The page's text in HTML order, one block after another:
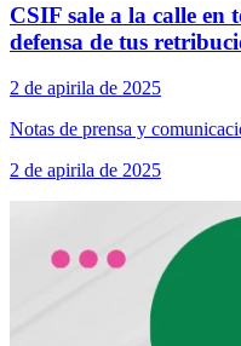
CSIF sale a la calle en
defensa de tus
2 de apirila de 2025
Notas de prensa y
2 de apirila de 2025